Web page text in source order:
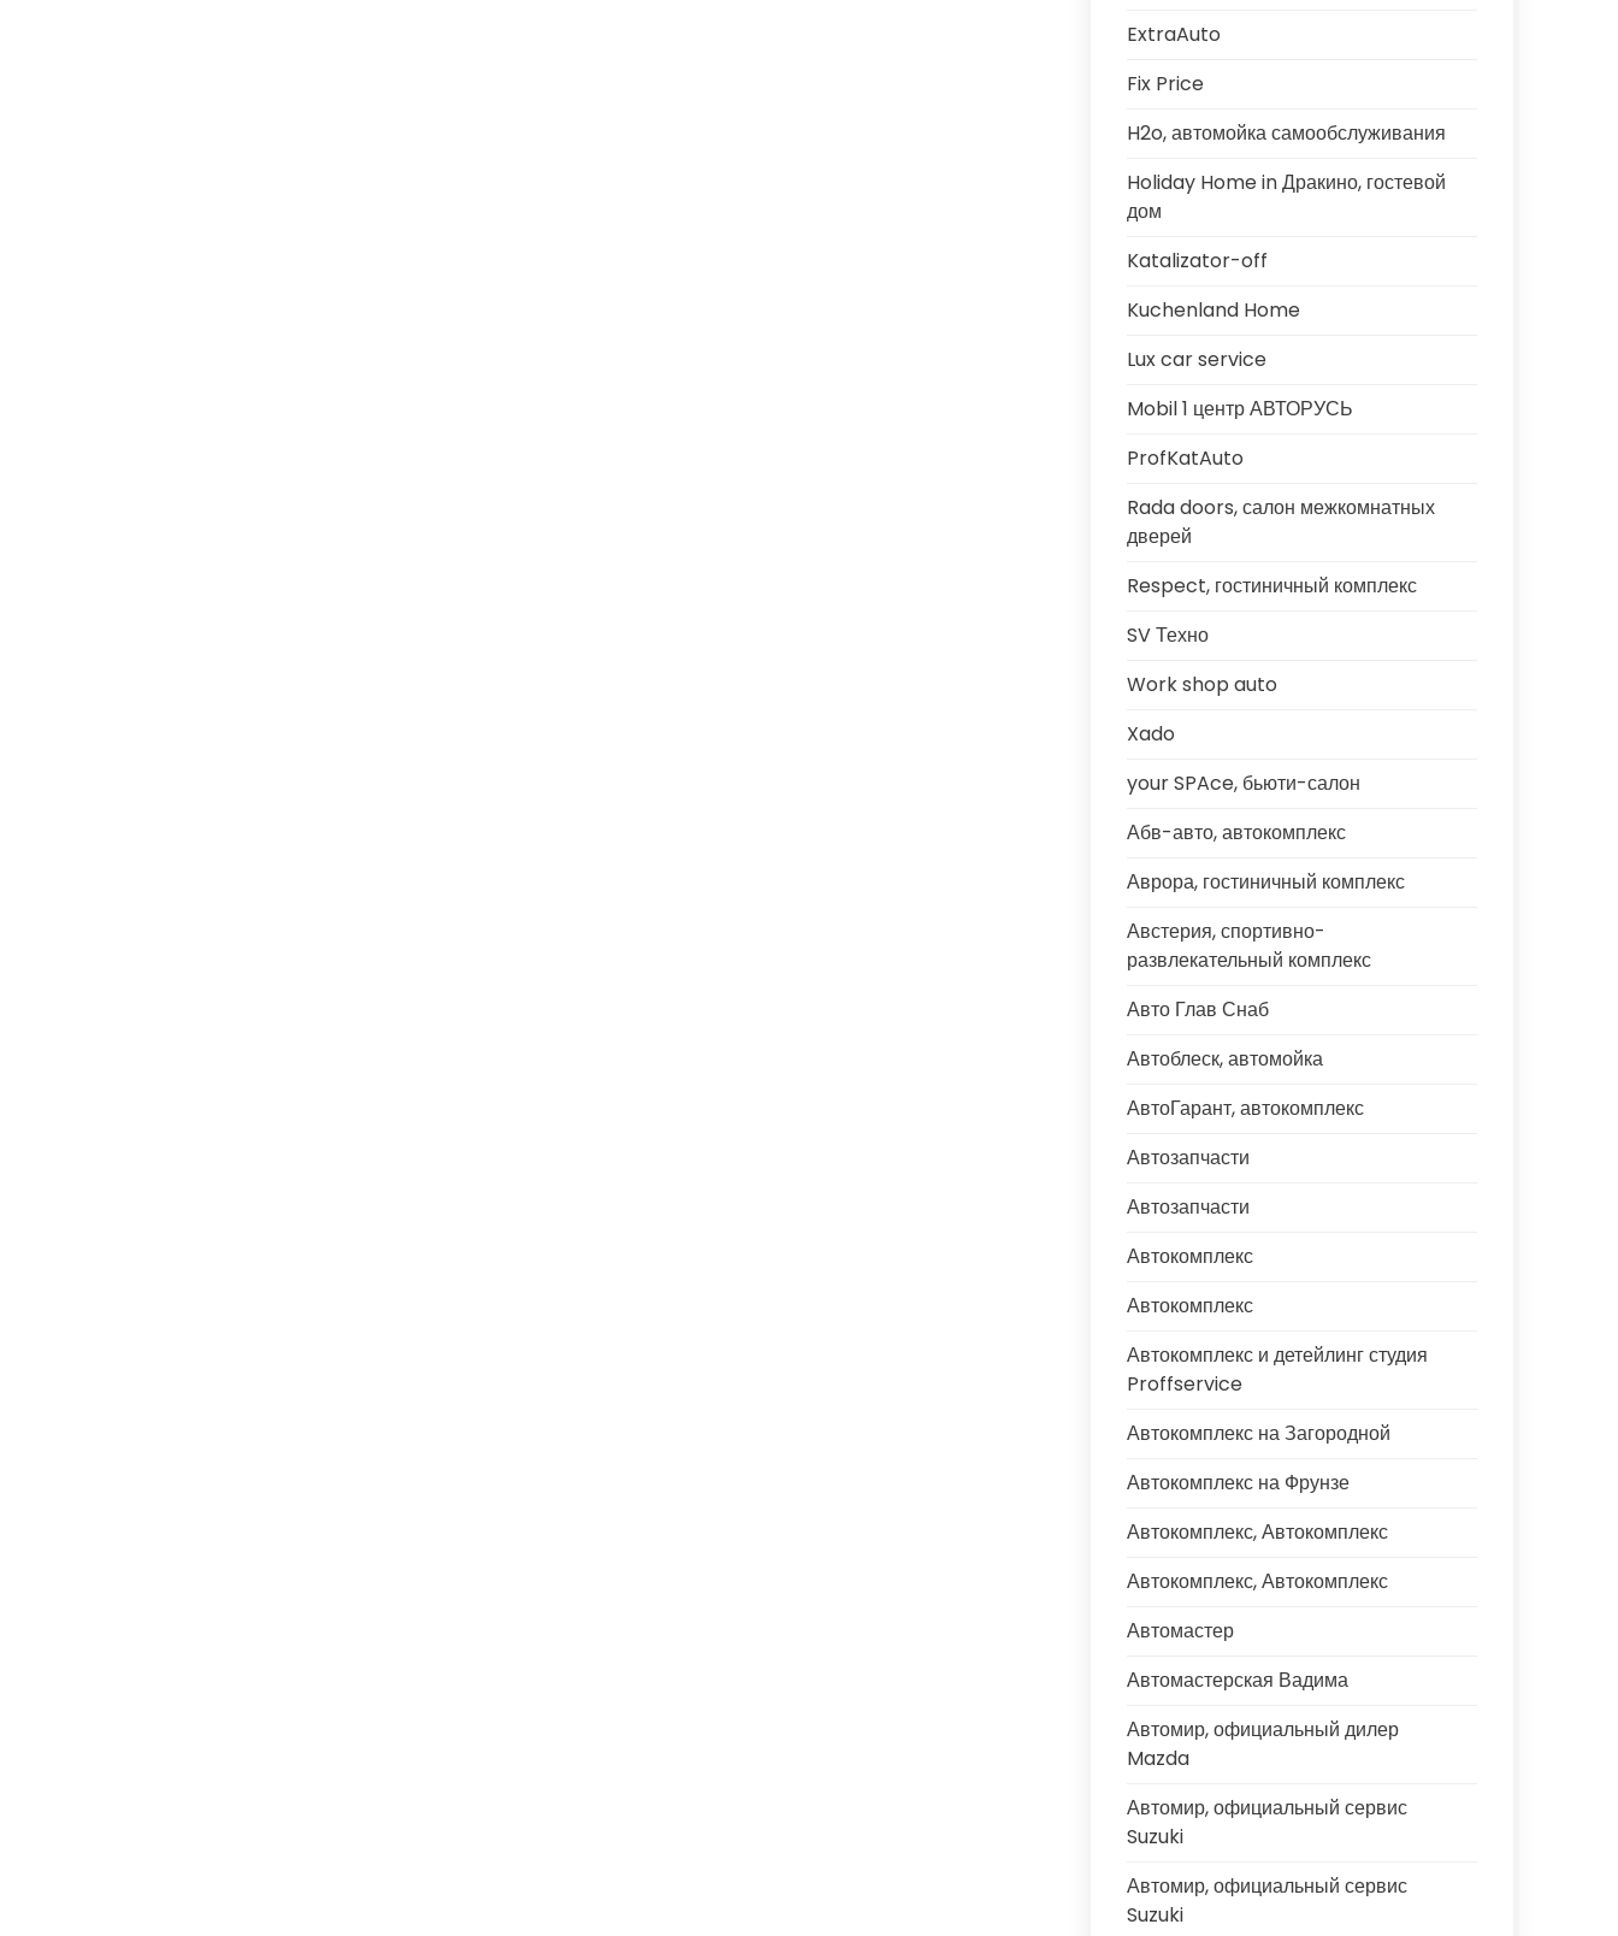
ExtraAuto
Fix Price
H2o, автомойка самообслуживания
Holiday Home in Дракино, гостевой
дом
Katalizator-off
Kuchenland Home
Lux car service
Mobil 1 центр АВТОРУСЬ
ProfKatAuto
Rada doors, салон межкомнатных
дверей
Respect, гостиничный комплекс
SV Техно
Work shop auto
Xado
your SPAce, бьюти-салон
Абв-авто, автокомплекс
Аврора, гостиничный комплекс
Австерия, спортивно-
развлекательный комплекс
Авто Глав Снаб
Автоблеск, автомойка
АвтоГарант, автокомплекс
Автозапчасти
Автозапчасти
Автокомплекс
Автокомплекс
Автокомплекс и детейлинг студия
Proffservice
Автокомплекс на Загородной
Автокомплекс на Фрунзе
Автокомплекс, Автокомплекс
Автокомплекс, Автокомплекс
Автомастер
Автомастерская Вадима
Автомир, официальный дилер
Mazda
Автомир, официальный сервис
Suzuki
Автомир, официальный сервис
Suzuki